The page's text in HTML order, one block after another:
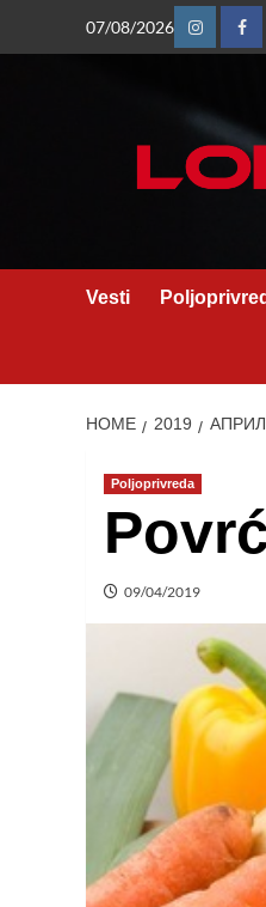
07/08/2026
Instagram
Vesti
HOME 2019 АПРИЛ
Poljoprivreda
09/04/2019